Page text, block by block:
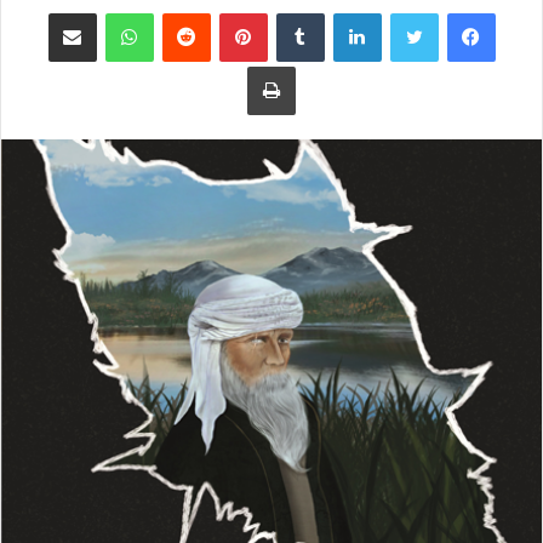
فيسبوكتويتر لينكدإن ‏Tumblr بينتيريست
‏Reddit واتساب مشاركة عبر البريد
طباعة